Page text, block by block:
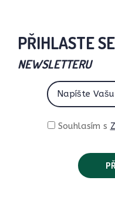
PŘIHLASTE
NEWSLETTERU
Souhlasím s